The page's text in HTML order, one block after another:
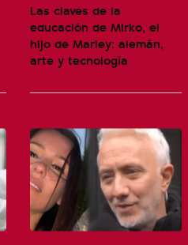
Las claves de la
educación de Mirko, el
hijo de Marley: alemán,
arte y tecnología